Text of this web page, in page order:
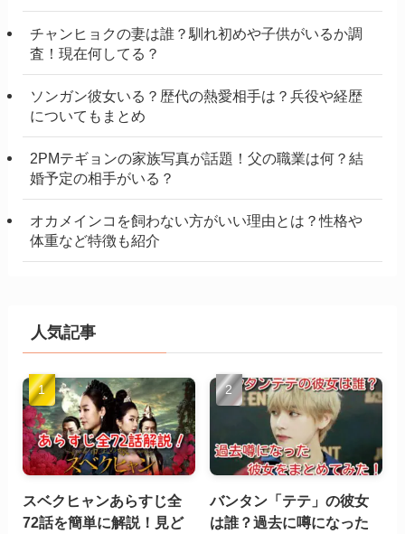
チャンヒョクの妻は誰？馴れ初めや子供がいるか調
査！現在何してる？
ソンガン彼女いる？歴代の熱愛相手は？兵役や経歴
についてもまとめ
2PMテギョンの家族写真が話題！父の職業は何？結
婚予定の相手がいる？
オカメインコを飼わない方がいい理由とは？性格や
体重など特徴も紹介
人気記事
スベクヒャンあらすじ全
72話を簡単に解説！見ど
バンタン「テテ」の彼女
は誰？過去に噂になった